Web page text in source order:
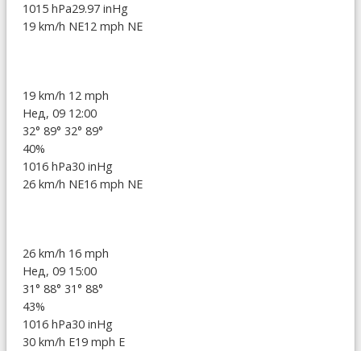
1015 hPa29.97 inHg
19 km/h NE12 mph NE
19 km/h 12 mph
Нед, 09 12:00
32° 89° 32° 89°
40%
1016 hPa30 inHg
26 km/h NE16 mph NE
26 km/h 16 mph
Нед, 09 15:00
31° 88° 31° 88°
43%
1016 hPa30 inHg
30 km/h E19 mph E